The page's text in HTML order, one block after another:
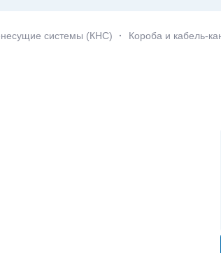
системы (КНС) · Короба и кабель-